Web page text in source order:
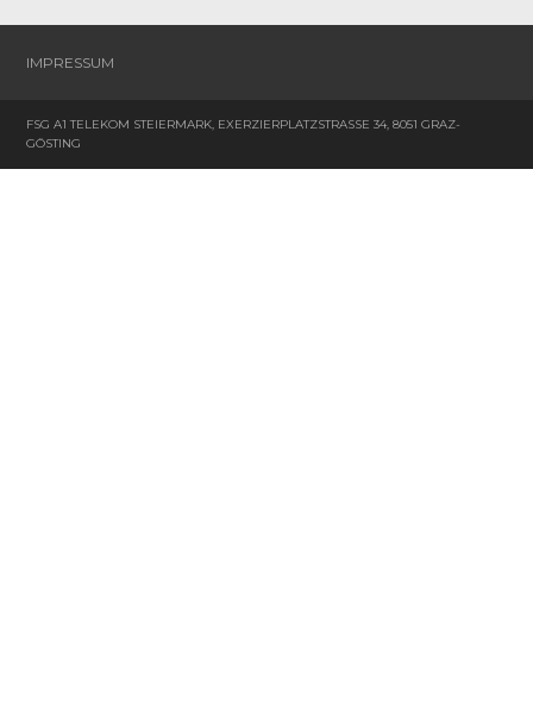
IMPRESSUM
FSG A1 TELEKOM STEIERMARK, EXERZIERPLATZSTRASSE 34, 8051 GRAZ-G
ÖSTING